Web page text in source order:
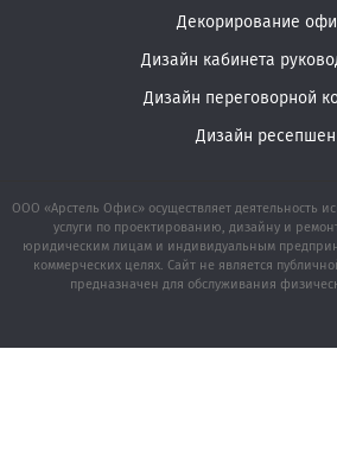
Декорирование
Дизайн кабинета
Дизайн переговорной
Дизайн ресепшен
ООО «Арстель Офис» осуществляет деятельность
услуги по проектированию, дизайну и
юридическим лицам и индивидуальным
коммерческих целях. Сайт не является
предназначен для обслуживания